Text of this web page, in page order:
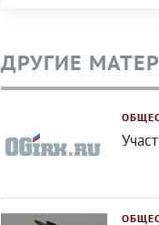
ДРУГИЕ